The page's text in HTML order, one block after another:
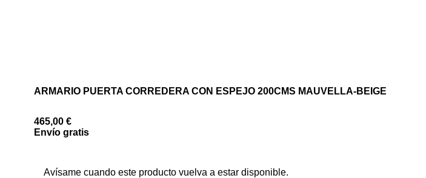
ARMARIO PUERTA CORREDERA CON ESPEJO 200CMS MAUVELLA-BEIGE
465,00 €
Envío gratis
Avísame cuando este producto vuelva a estar disponible.